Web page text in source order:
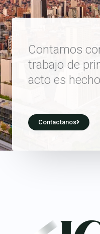
Contamos
trabajo de
acto es
Contactanos